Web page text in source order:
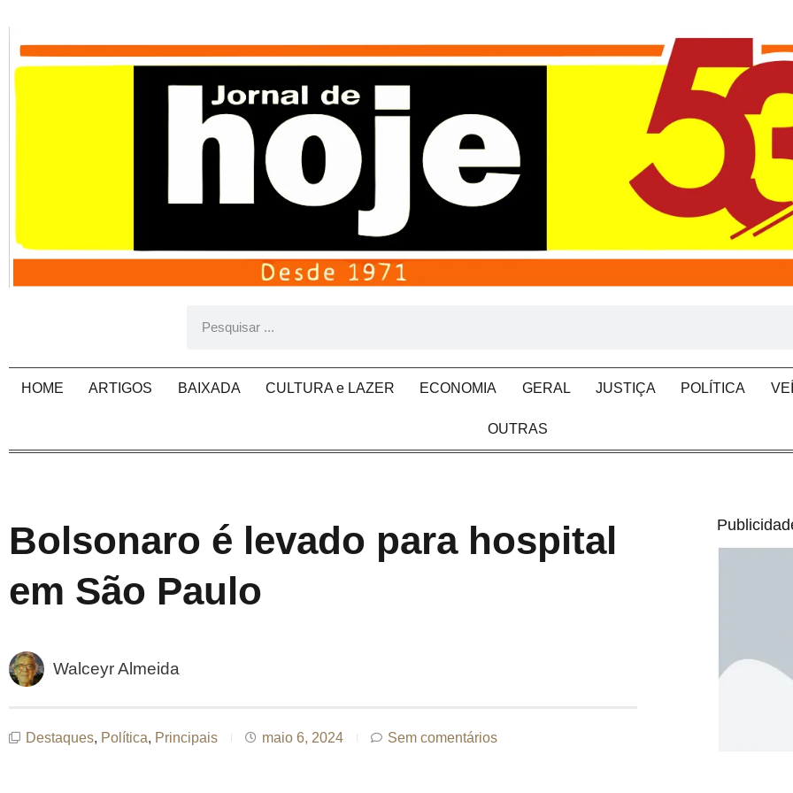
HOME ARTIGOS BAIXADA CULTURA e LAZER ECONOMIA GERAL JUSTIÇA POLÍTICA
OUTRAS
Bolsonaro é levado para hospital
em São Paulo
Walceyr Almeida
Destaques, Política, Principais maio 6, 2024 Sem comentários